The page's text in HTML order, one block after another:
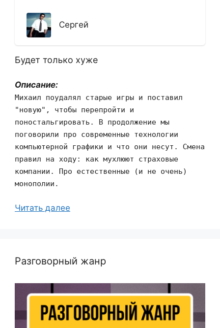
Сергей
Будет только хуже
Описание:
Михаил поудалял старые игры и поставил
"новую", чтобы перепройти и
поностальгировать. В продолжение мы
поговорили про современные технологии
компьютерной графики и что они несут. Смена
правил на ходу: как мухлюют страховые
компании. Про естественные (и не очень)
монополии.
Читать далее
Разговорный жанр